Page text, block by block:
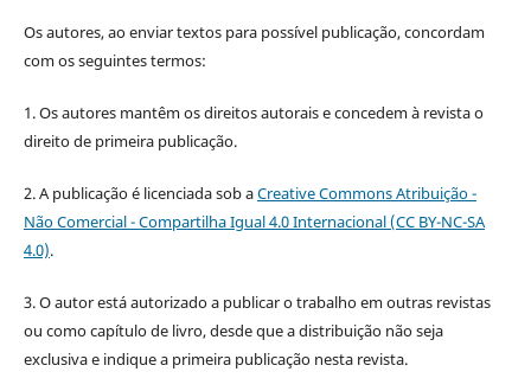
Os autores, ao enviar textos para possível publicação, concordam
com os seguintes termos:
1. Os autores mantêm os direitos autorais e concedem à revista o
direito de primeira publicação.
2. A publicação é licenciada sob aCreative Commons Atribuição -
Não Comercial - Compartilha Igual 4.0 Internacional (CC BY-NC-SA
4.0).
3. O autor está autorizado a publicar o trabalho em outras revistas
ou como capítulo de livro, desde que a distribuição não seja
exclusiva e indique a primeira publicação nesta revista.